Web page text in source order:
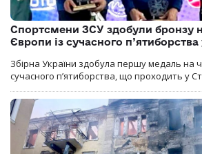
Спортсмени ЗСУ здобули бронзу
Європи із сучасного п’ятиборства
Збірна України здобула першу медаль на
сучасного п’ятиборства, що проходить у